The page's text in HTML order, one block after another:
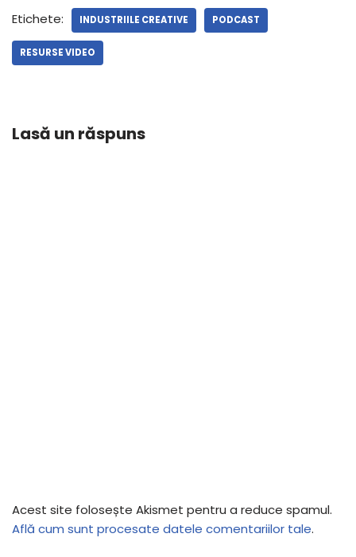
Etichete: INDUSTRIILE CREATIVE PODCAST
RESURSE VIDEO
Lasă un răspuns
Acest site folosește Akismet pentru a reduce spamul.
Află cum sunt procesate datele comentariilor tale.